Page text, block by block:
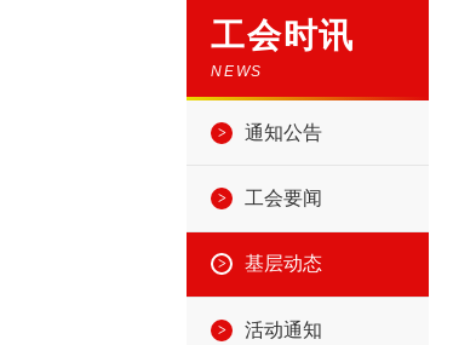
工会时讯
NEWS
通知公告
工会要闻
基层动态
活动通知